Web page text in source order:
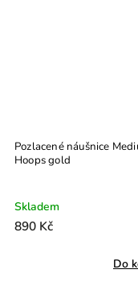
Pozlacené náušnice
Hoops gold
Skladem
890 Kč
Do